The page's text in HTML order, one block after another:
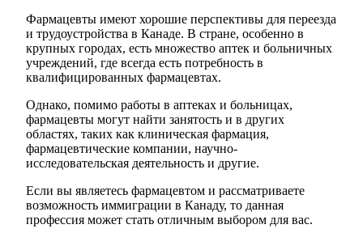
Фармацевты имеют хорошие перспективы для переезда
и трудоустройства в Канаде. В стране, особенно в
крупных городах, есть множество аптек и больничных
учреждений, где всегда есть потребность в
квалифицированных фармацевтах.
Однако, помимо работы в аптеках и больницах,
фармацевты могут найти занятость и в других
областях, таких как клиническая фармация,
фармацевтические компании, научно-
исследовательская деятельность и другие.
Если вы являетесь фармацевтом и рассматриваете
возможность иммиграции в Канаду, то данная
профессия может стать отличным выбором для вас.